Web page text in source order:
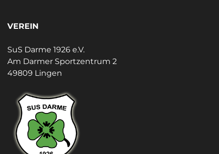
VEREIN
SuS Darme 1926 e.V.
Am Darmer Sportzentrum 2
49809 Lingen